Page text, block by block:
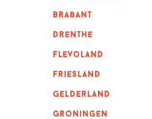
Brabant
Drenthe
Flevoland
Friesland
Gelderland
Groningen